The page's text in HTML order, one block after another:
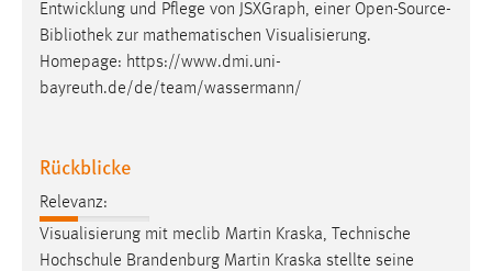
Entwicklung und Pflege von JSXGraph, einer Open-Source-
Bibliothek zur mathematischen Visualisierung.
Homepage: https://www.dmi.uni-
bayreuth.de/de/team/wassermann/
Rückblicke
Relevanz:
Visualisierung mit meclib Martin Kraska, Technische
Hochschule Brandenburg Martin Kraska stellte seine
verwendet, um personalisierte Werbung anzuzeigen.
Sie tun dies, indem sie Besucher über Websites
hinweg verfolgen.
Name:
Anbieter:
Google Ireland Limited